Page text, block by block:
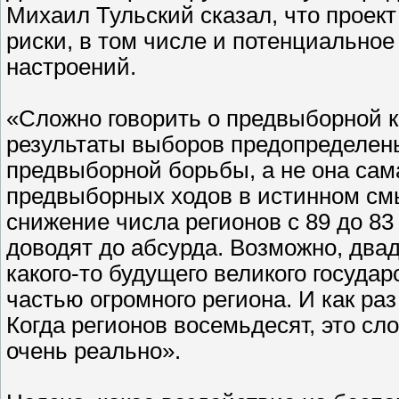
Михаил Тульский сказал, что
риски, в том числе и
настроений.
«Сложно говорить о предвыборной
результаты выборов
предвыборной борьбы, а не она
предвыборных ходов в истинном
снижение числа регионов с 89 до
доводят до абсурда. Возможно,
какого-то будущего великого
частью огромного региона. И как
Когда регионов восемьдесят, это
очень реально».